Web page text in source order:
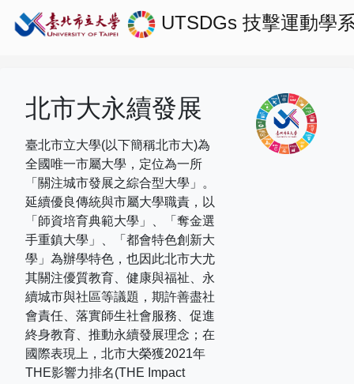
UTSDGs 技擊運動學
北市大永續發展
臺北市立大學(以下簡稱北市大)為
全國唯一市屬大學，定位為一所
「關注城市發展之綜合型大學」。
延續優良傳統與市屬大學職責，以
「師資培育典範大學」、「奪金選
手重鎮大學」、「都會特色創新大
學」為辦學特色，也因此北市大尤
其關注優質教育、健康與福祉、永
續城市與社區等議題，期許善盡社
會責任、落實師生社會服務、促進
終身教育、推動永續發展理念；在
國際表現上， 北市大榮獲2021年
THE影響力排名(THE Impact